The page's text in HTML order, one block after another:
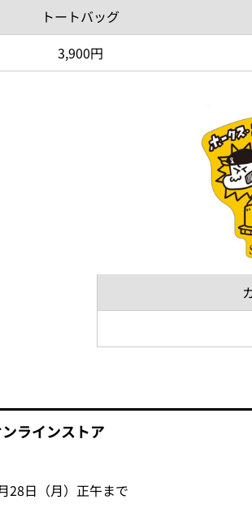
トートバッグ
3,900円
ラインストア
28日（月）正午まで